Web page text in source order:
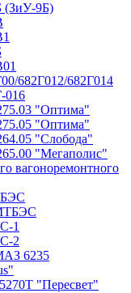
(ЗиУ-9Б)
682Г012/682Г014
016
"Оптима"
"Оптима"
"Слобода"
"Мегаполис"
вагоноремонтного
1
2
6235
"Пересвет"